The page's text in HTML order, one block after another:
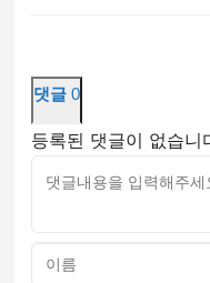
댓글 0
등록된 댓글이 없습니